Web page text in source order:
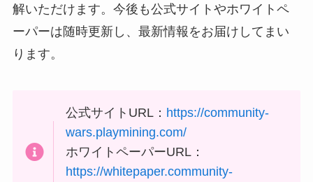
解いただけます。今後も公式サイトやホワイトペ
ーパーは随時更新し、最新情報をお届けしてまい
ります。
公式サイトURL： https://community-
wars.playmining.com/
ホワイトペーパーURL：
https://whitepaper.community-